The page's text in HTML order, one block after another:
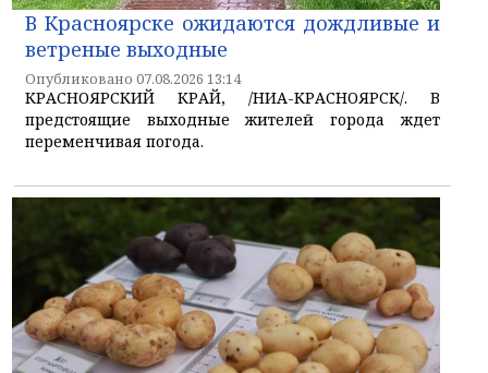
В Красноярске ожидаются дождливые и
ветреные выходные
Опубликовано 07.08.2026 13:14
КРАСНОЯРСКИЙ КРАЙ, /НИА-КРАСНОЯРСК/. В
предстоящие выходные жителей города ждет
переменчивая погода.